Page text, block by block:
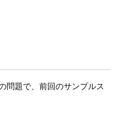
問題で、前回のサンプルス